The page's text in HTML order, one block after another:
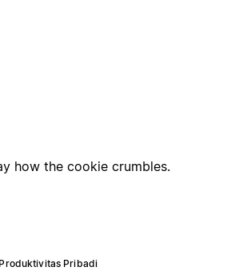
how the cookie crumbles.
Produktivitas Pribadi